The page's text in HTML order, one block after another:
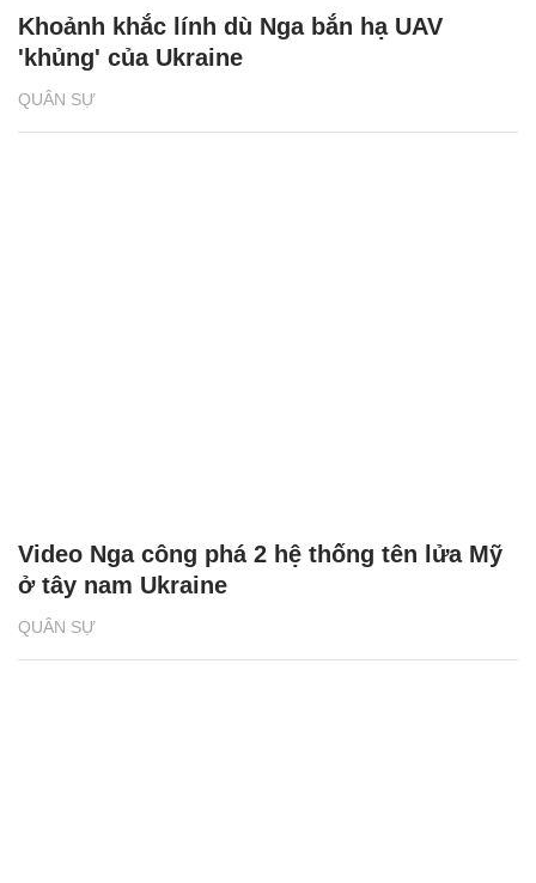
QUÂN SỰ
Khoảnh khắc lính dù Nga bắn hạ UAV
'khủng' của Ukraine
QUÂN SỰ
Video Nga công phá 2 hệ thống tên lửa Mỹ
ở tây nam Ukraine